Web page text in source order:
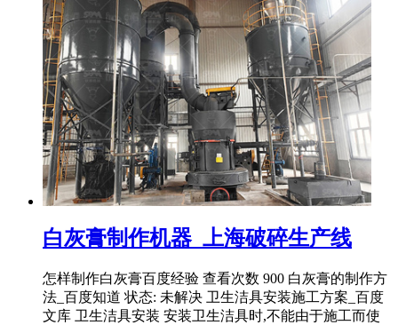
白灰膏制作机器_上海破碎生产线
怎样制作白灰膏百度经验 查看次数 900 白灰膏的制作方
法_百度知道 状态: 未解决 卫生洁具安装施工方案_百度
文库 卫生洁具安装 安装卫生洁具时,不能由于施工而使